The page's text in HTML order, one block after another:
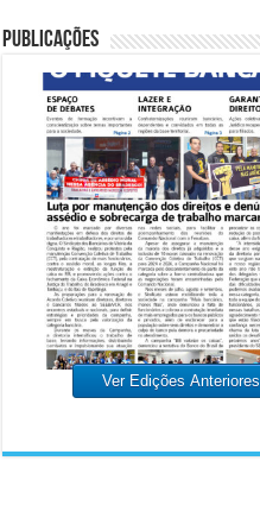
PUBLICAÇÕES
Ver Edições Anteriores